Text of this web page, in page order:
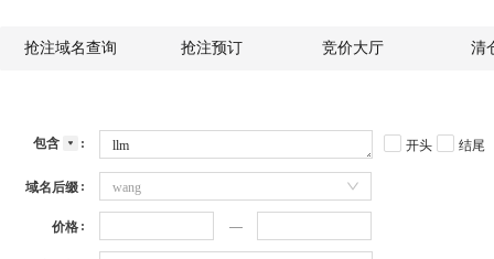
抢注域名查询 抢注预订 竞价大厅 清
包含 开头 结尾
域名后缀 wang
价格